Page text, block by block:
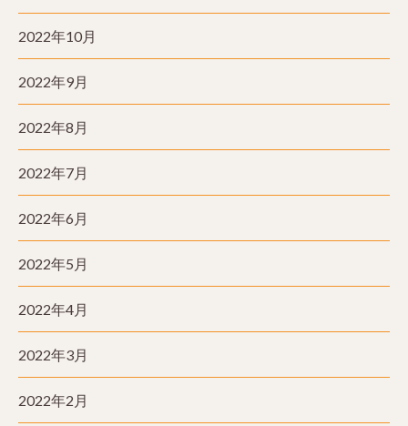
2022年10月
2022年9月
2022年8月
2022年7月
2022年6月
2022年5月
2022年4月
2022年3月
2022年2月